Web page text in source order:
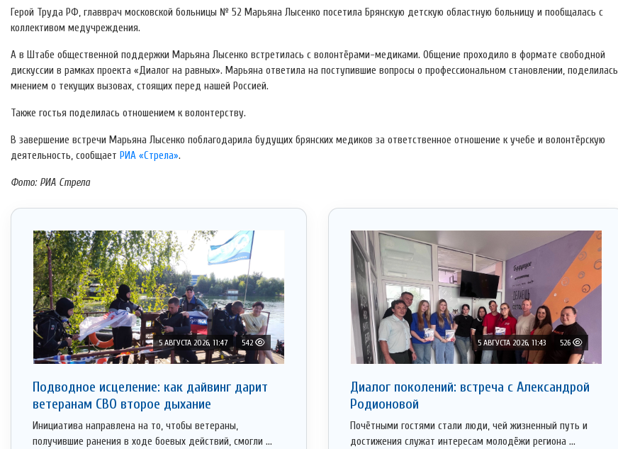
Герой Труда РФ, главврач московской больницы № 52 Марьяна Лысенко посетила Брянскую детскую областную больницу и пообщалась с
коллективом медучреждения.
А в Штабе общественной поддержки Марьяна Лысенко встретилась с волонтёрами-медиками. Общение проходило в формате свободной
дискуссии в рамках проекта «Диалог на равных». Марьяна ответила на поступившие вопросы о профессиональном становлении, поделилась
мнением о текущих вызовах, стоящих перед нашей Россией.
Также гостья поделилась отношением к волонтерству.
В завершение встречи Марьяна Лысенко поблагодарила будущих брянских медиков за ответственное отношение к учебе и волонтёрскую
деятельность, сообщает РИА «Стрела».
Фото: РИА Стрела
5 АВГУСТА 2026, 11:47 542
Подводное исцеление: как дайвинг дарит
ветеранам СВО второе дыхание
Инициатива направлена на то, чтобы ветераны,
получившие ранения в ходе боевых действий, смогли ...
5 АВГУСТА 2026, 11:43 526
Диалог поколений: встреча с Александрой
Родионовой
Почётными гостями стали люди, чей жизненный путь и
достижения служат интересам молодёжи региона ...